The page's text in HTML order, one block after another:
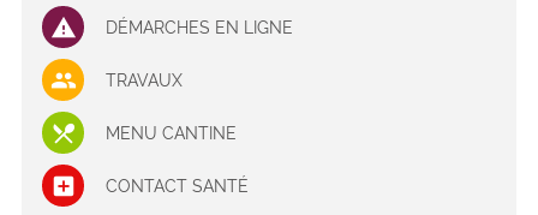
DÉMARCHES EN LIGNE
TRAVAUX
MENU CANTINE
CONTACT SANTÉ